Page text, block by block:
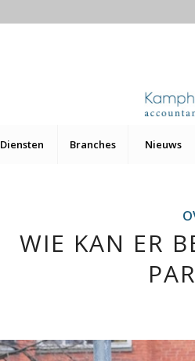
Diensten Branches Nieuws
WIE KAN ER